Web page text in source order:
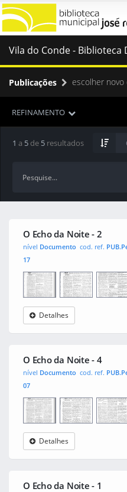
Vila do Conde - Biblioteca
Publicações escolher
REFINAMENTO
1 a 5 de 5 resultados
O Echo da Noite - 2
nível Documento cod. ref.
17
O Echo
0001
Detalhes
O Echo da Noite - 4
nível Documento cod. ref.
07
O Echo
0001
Detalhes
O Echo da Noite - 1